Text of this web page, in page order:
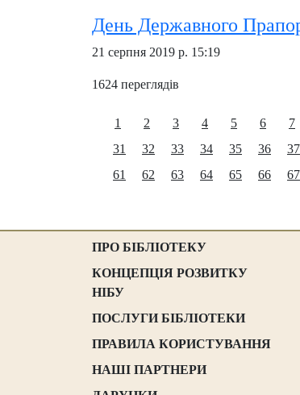
День Державного
21 серпня 2019 р. 15:19
1624 переглядів
1 2 3 4 5 6 7
31
32 33 34 35 36 37
61
62 63 64 65 66 67
ПРО БІБЛІОТЕКУ
КОНЦЕПЦІЯ РОЗВИТКУ
НІБУ
ПОСЛУГИ БІБЛІОТЕКИ
ПРАВИЛА КОРИСТУВАННЯ
НАШІ ПАРТНЕРИ